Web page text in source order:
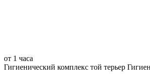
от 1 часа
Гигиенический комплекс той терьер